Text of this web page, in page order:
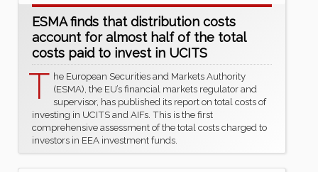
ESMA finds that distribution costs
account for almost half of the total
costs paid to invest in UCITS
T he European Securities and Markets Authority
(ESMA), the EU’s financial markets regulator and
supervisor, has published its report on total costs of
investing in UCITS and AIFs. This is the first
comprehensive assessment of the total costs charged to
investors in EEA investment funds.